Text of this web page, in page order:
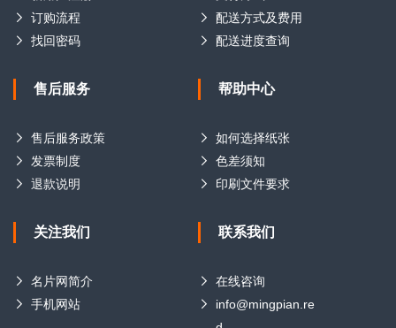
订购流程
找回密码
配送方式及费用
配送进度查询
售后服务
售后服务政策
发票制度
退款说明
帮助中心
如何选择纸张
色差须知
印刷文件要求
关注我们
名片网简介
手机网站
联系我们
在线咨询
info@mingpian.re